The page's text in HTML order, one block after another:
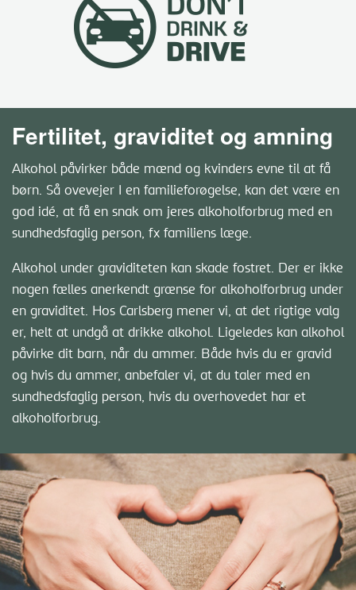
Fertilitet, graviditet og amning
Alkohol påvirker både mænd og kvinders evne til at få
børn. Så ovevejer I en familieforøgelse, kan det være en
god idé, at få en snak om jeres alkoholforbrug med en
sundhedsfaglig person, fx familiens læge.
Alkohol under graviditeten kan skade fostret. Der er ikke
nogen fælles anerkendt grænse for alkoholforbrug under
en graviditet. Hos Carlsberg mener vi, at det rigtige valg
er, helt at undgå at drikke alkohol. Ligeledes kan alkohol
påvirke dit barn, når du ammer. Både hvis du er gravid
og hvis du ammer, anbefaler vi, at du taler med en
sundhedsfaglig person, hvis du overhovedet har et
alkoholforbrug.